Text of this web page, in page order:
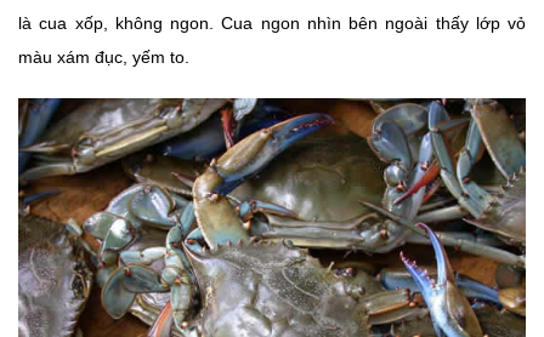
là cua xốp, không ngon. Cua ngon nhìn bên ngoài thấy lớp vỏ
màu xám đục, yếm to.